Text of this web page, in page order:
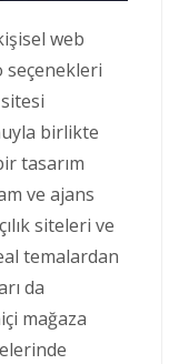
web
seçenekleri
birlikte
tasarım
ve ajans
siteleri ve
temalardan
da
mağaza